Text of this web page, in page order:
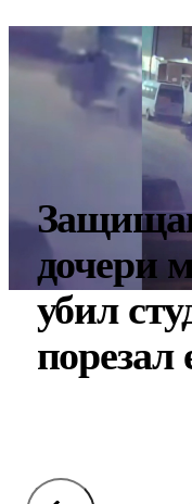
дочери
убил
порезал